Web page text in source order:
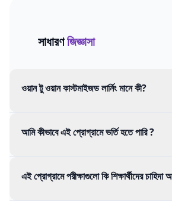
সাধারণজিজ্ঞাসা
ওয়ান টু ওয়ান কাস্টমাইজড লার্নিং মানে কী?
আমি কীভাবে এই প্রোগ্রামে ভর্তি হতে পারি ?
এই প্রোগ্রামে পরীক্ষাগুলো কি শিক্ষার্থীদের চাহিদা